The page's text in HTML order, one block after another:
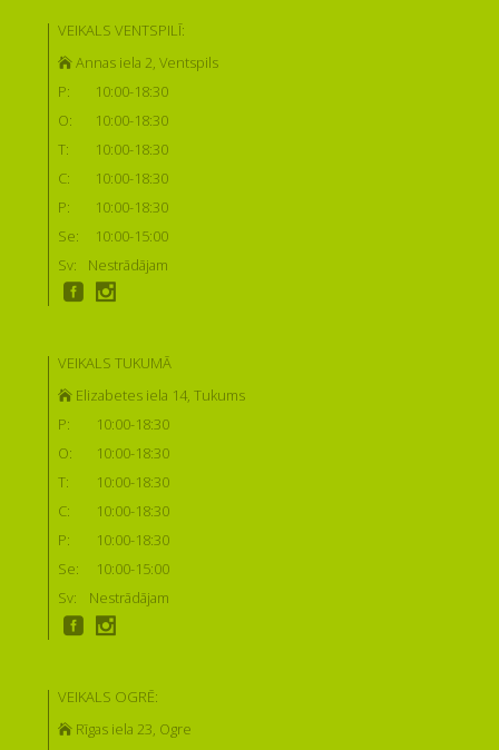
VEIKALS VENTSPILĪ:
Annas iela 2, Ventspils
P:
10:00-18:30
O:
10:00-18:30
T:
10:00-18:30
C:
10:00-18:30
P:
10:00-18:30
Se:
10:00-15:00
Sv:
Nestrādājam
VEIKALS TUKUMĀ
Elizabetes iela 14, Tukums
P:
10:00-18:30
O:
10:00-18:30
T:
10:00-18:30
C:
10:00-18:30
P:
10:00-18:30
Se:
10:00-15:00
Sv:
Nestrādājam
VEIKALS OGRĒ:
Rīgas iela 23, Ogre